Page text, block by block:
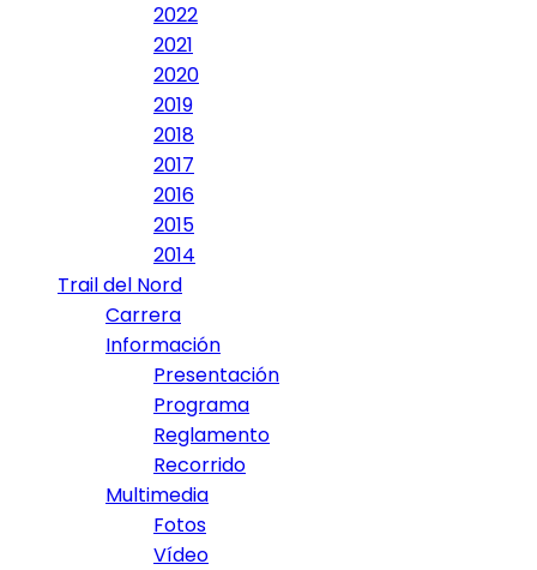
2022
2021
2020
2019
2018
2017
2016
2015
2014
Trail del Nord
Carrera
Información
Presentación
Programa
Reglamento
Recorrido
Multimedia
Fotos
Vídeo